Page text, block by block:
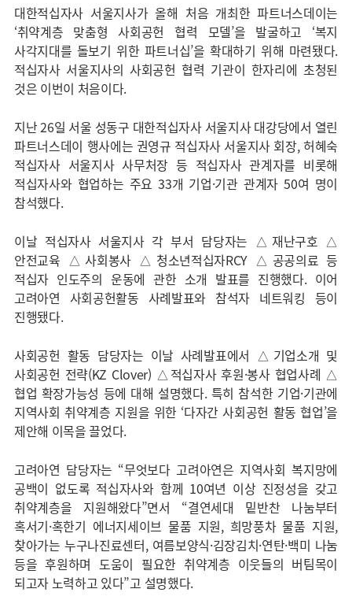
대한적십자사 서울지사가 올해 처음 개최한 파트너스데이는
‘취약계층 맞춤형 사회공헌 협력 모델’을 발굴하고 ‘복지
사각지대를 돌보기 위한 파트너십’을 확대하기 위해 마련됐다.
적십자사 서울지사의 사회공헌 협력 기관이 한자리에 초청된
것은 이번이 처음이다.
지난 26일 서울 성동구 대한적십자사 서울지사 대강당에서 열린
파트너스데이 행사에는 권영규 적십자사 서울지사 회장, 허혜숙
적십자사 서울지사 사무처장 등 적십자사 관계자를 비롯해
적십자사와 협업하는 주요 33개 기업·기관 관계자 50여 명이
참석했다.
이날 적십자사 서울지사 각 부서 담당자는 △재난구호 △
안전교육 △사회봉사 △청소년적십자RCY △공공의료 등
적십자 인도주의 운동에 관한 소개 발표를 진행했다. 이어
고려아연 사회공헌활동 사례발표와 참석자 네트워킹 등이
진행됐다.
사회공헌 활동 담당자는 이날 사례발표에서 △기업소개 및
사회공헌 전략(KZ Clover) △적십자사 후원·봉사 협업사례 △
협업 확장가능성 등에 대해 설명했다. 특히 참석한 기업·기관에
지역사회 취약계층 지원을 위한 ‘다자간 사회공헌 활동 협업’을
제안해 이목을 끌었다.
고려아연 담당자는 “무엇보다 고려아연은 지역사회 복지망에
공백이 없도록 적십자사와 함께 10여년 이상 진정성을 갖고
취약계층을 지원해왔다”면서 “결연세대 밑반찬 나눔부터
혹서기·혹한기 에너지세이브 물품 지원, 희망풍차 물품 지원,
찾아가는 누구나진료센터, 여름보양식·김장김치·연탄·백미 나눔
등을 후원하며 도움이 필요한 취약계층 이웃들의 버팀목이
되고자 노력하고 있다”고 설명했다.